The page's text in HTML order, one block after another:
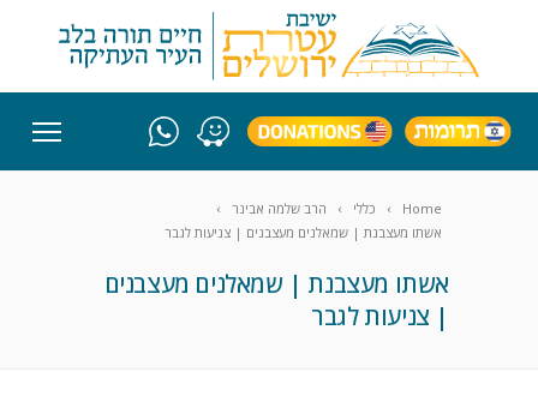
Home כללי
הרב שלמה אבינר
אשתו מעצבנת | שמאלנים מעצבנים | צניעות לגבר
אשתו מעצבנת | שמאלנים מעצבנים
| צניעות לגבר